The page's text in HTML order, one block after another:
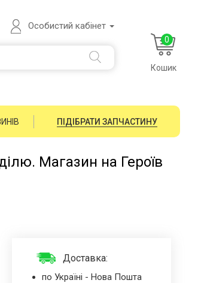
Особистий кабінет
0
Кошик
ПІДІБРАТИ ЗАПЧАСТИНУ
Магазин на Героїв
Доставка:
по Україні - Нова Пошта